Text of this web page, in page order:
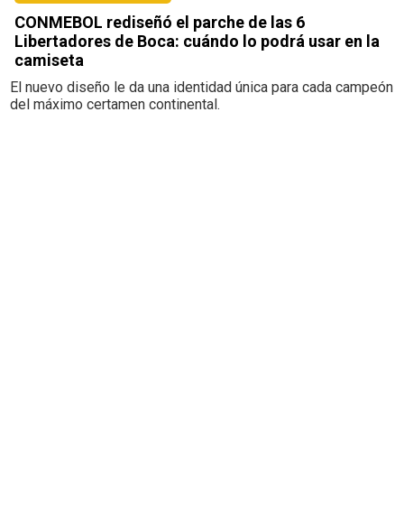
CONMEBOL rediseñó el parche de las 6
Libertadores de Boca: cuándo lo podrá usar en la
camiseta
El nuevo diseño le da una identidad única para cada campeón
del máximo certamen continental.